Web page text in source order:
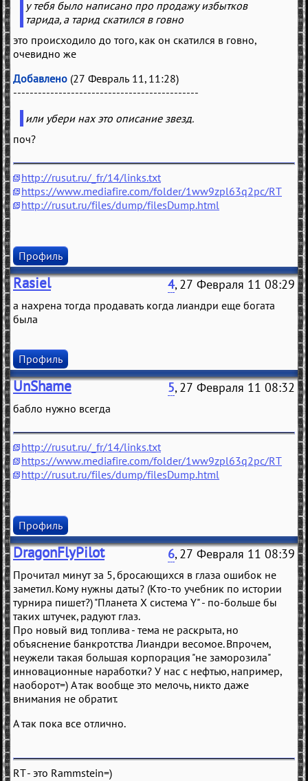
у тебя было написано про продажу избытков
тарида, а тарид скатился в говно
это происходило до того, как он скатился в говно,
очевидно же
Добавлено (27 Февраль 11, 11:28)
---------------------------------------------
или убери нах это описание звезд.
поч?
http://rusut.ru/_fr/14/links.txt
https://www.mediafire.com/folder/1ww9zpl63q2pc/RT
http://rusut.ru/files/dump/filesDump.html
Профиль
Rasiel 4, 27 Февраля 11 08:29
а нахрена тогда продавать когда лиандри еще богата
была
Профиль
UnShame 5, 27 Февраля 11 08:32
бабло нужно всегда
http://rusut.ru/_fr/14/links.txt
https://www.mediafire.com/folder/1ww9zpl63q2pc/RT
http://rusut.ru/files/dump/filesDump.html
Профиль
DragonFlyPilot 6, 27 Февраля 11 08:39
Прочитал минут за 5, бросающихся в глаза ошибок не
заметил. Кому нужны даты? (Кто-то учебник по истории
турнира пишет?) "Планета X система Y" - по-больше бы
таких штучек, радуют глаз.
Про новый вид топлива - тема не раскрыта, но
объяснение банкротства Лиандри весомое. Впрочем,
неужели такая большая корпорация "не заморозила"
инновационные наработки? У нас с нефтью, например,
наоборот=) А так вообще это мелочь, никто даже
внимания не обратит.
А так пока все отлично.
RT - это Rammstein=)